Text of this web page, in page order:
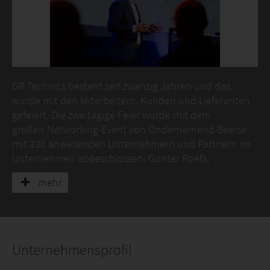
GR Technics besteht seit zwanzig Jahren und das
wurde mit den Mitarbeitern, Kunden und Lieferanten
gefeiert. Die zweitägige Feier wurde mit dem
großen Networking-Event von Ondernemend Beerse
mit 330 anwesenden Unternehmern und Partnern im
Unternehmen abgeschlossen. Gunter Roefs,
Mitbegründer des Unternehmens, gab bekannt, dass
er die Fackel als CEO von GR Technics an Xavier van
Ingenieur ein, der auch sehr kaufmännisch und als
aus Vlimmeren hatte sofort den Dreh raus, was die
Abläufe in unserem Unternehmen anging. Es schien,
mehr
Unternehmensprofil